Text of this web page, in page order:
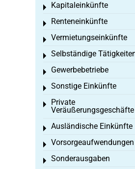
Kapitaleinkünfte
Toggle menu
Renteneinkünfte
Toggle menu
Vermietungseinkünfte
Toggle menu
Selbständige
Toggle menu
Gewerbebetriebe
Toggle menu
Sonstige Einkünfte
Toggle menu
Private
Veräußerungsgeschäfte
Toggle menu
Ausländische Einkünfte
Toggle menu
Vorsorgeaufwendungen
Toggle menu
Sonderausgaben
Toggle menu